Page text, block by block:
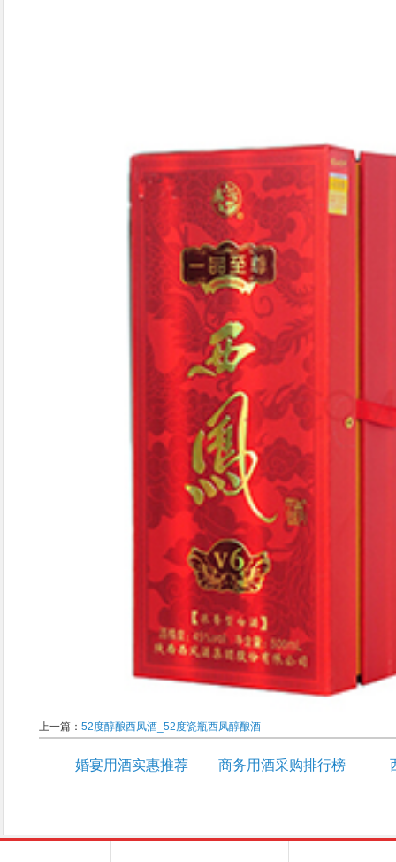
上一篇： 52度醇酿西凤酒_52度瓷瓶西凤醇酿酒
婚宴用酒实惠推荐 商务用酒采购排行榜